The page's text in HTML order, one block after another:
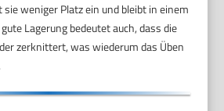
weniger Platz ein und bleibt in einem
Lagerung bedeutet auch, dass die
zerknittert, was wiederum das Üben